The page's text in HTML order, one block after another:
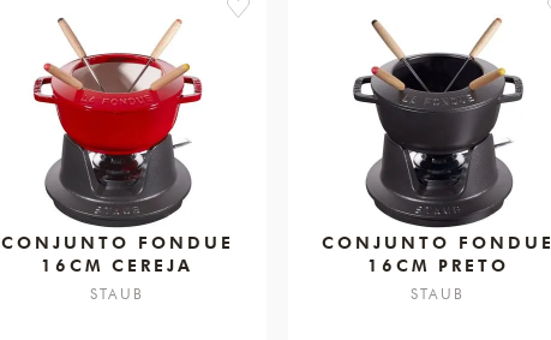
favorite
CONJUNTO FONDUE
16CM CEREJA
STAUB
CONJUNTO FONDUE
16CM PRETO
STAUB